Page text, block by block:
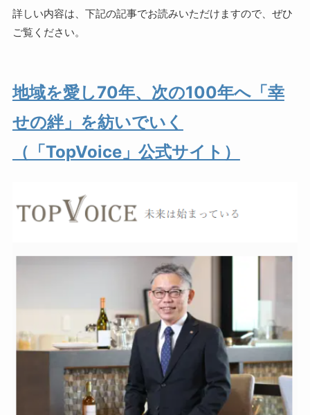
詳しい内容は、下記の記事でお読みいただけますので、ぜひ
ご覧ください。
地域を愛し70年、次の100年へ「幸
せの絆」を紡いでいく
（「TopVoice」公式サイト）